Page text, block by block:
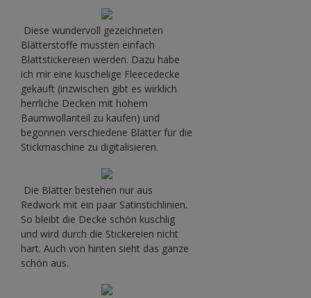
Diese wundervoll gezeichneten
Blätterstoffe mussten einfach
Blattstickereien werden. Dazu habe
ich mir eine kuschelige Fleecedecke
gekauft (inzwischen gibt es wirklich
herrliche Decken mit hohem
Baumwollanteil zu kaufen) und
begonnen verschiedene Blätter für die
Stickmaschine zu digitalisieren.
Die Blätter bestehen nur aus
Redwork mit ein paar Satinstichlinien.
So bleibt die Decke schön kuschlig
und wird durch die Stickereien nicht
hart. Auch von hinten sieht das ganze
schön aus.